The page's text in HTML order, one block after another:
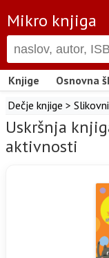
Mikro knjiga
Knjige Osnovna
Dečje knjige >
Uskršnja
aktivnosti